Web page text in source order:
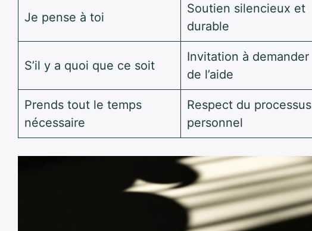
Je pense à toi
Soutien silencieux et
durable
S’il y a quoi que ce soit
Invitation à demander
de l’aide
Prends tout le temps
nécessaire
Respect du processus
personnel